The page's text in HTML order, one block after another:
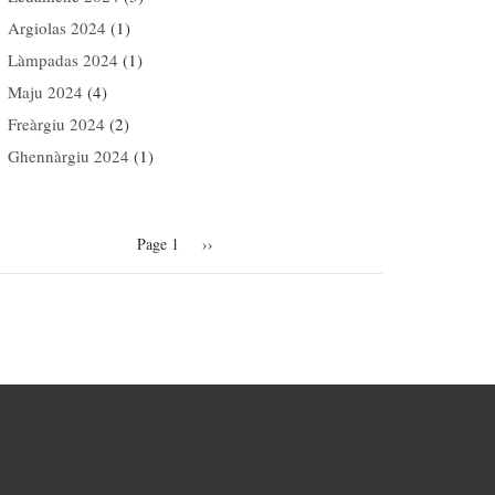
Argiolas 2024 (1)
Làmpadas 2024 (1)
Maju 2024 (4)
Freàrgiu 2024 (2)
Ghennàrgiu 2024 (1)
Page 1 Next
››